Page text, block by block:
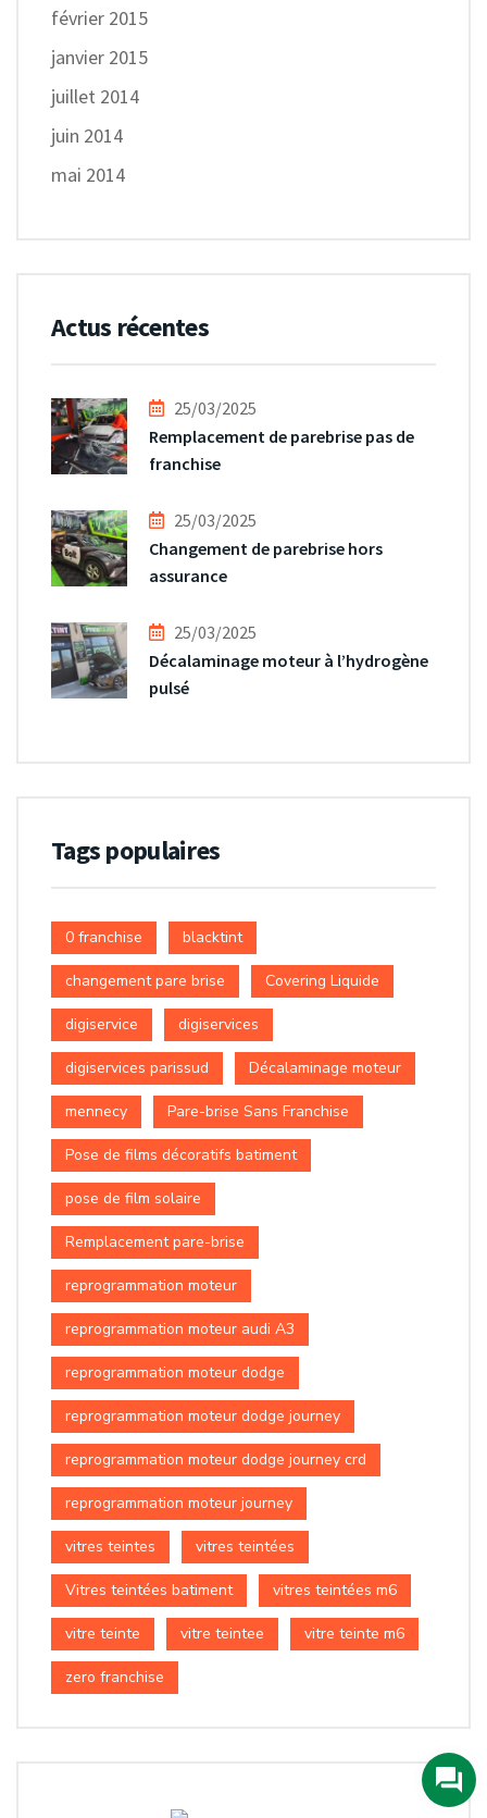
février 2015
janvier 2015
juillet 2014
juin 2014
mai 2014
Actus récentes
25/03/2025
Remplacement de parebrise pas de
franchise
25/03/2025
Changement de parebrise hors
assurance
25/03/2025
Décalaminage moteur à l’hydrogène
pulsé
Tags populaires
0 franchise blacktint
changement pare brise Covering Liquide
digiservice digiservices
digiservices parissud Décalaminage moteur
mennecy Pare-brise Sans Franchise
Pose de films décoratifs batiment
pose de film solaire
Remplacement pare-brise
reprogrammation moteur
reprogrammation moteur audi A3
reprogrammation moteur dodge
reprogrammation moteur dodge journey
reprogrammation moteur dodge journey crd
reprogrammation moteur journey
vitres teintes vitres teintées
Vitres teintées batiment vitres teintées m6
vitre teinte vitre teintee vitre teinte m6
zero franchise